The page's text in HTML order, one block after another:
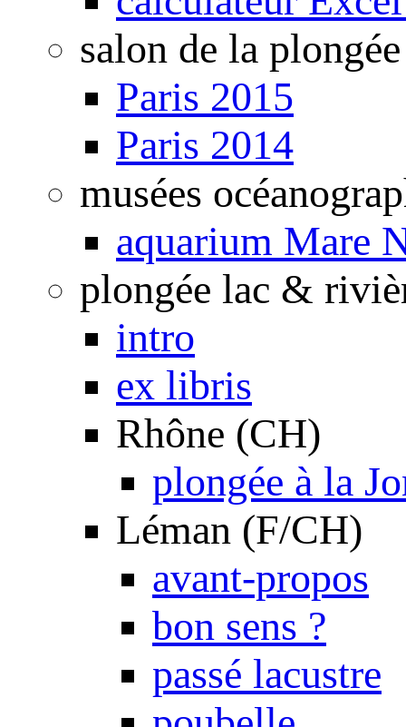
salon de la plongée
Paris 2015
Paris 2014
musées
aquarium Mare
plongée lac &
intro
ex libris
Rhône (CH)
plongée à la
Léman (F/CH)
avant-propos
bon sens ?
passé lacustre